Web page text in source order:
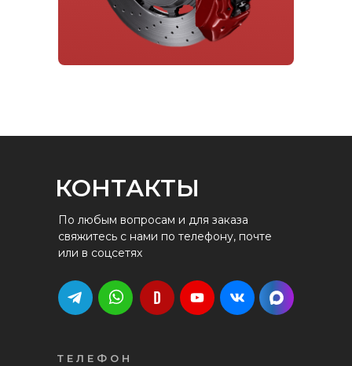
КОНТАКТЫ
По любым вопросам и для заказа
свяжитесь с нами по телефону, почте
или в соцсетях
ТЕЛЕФОН